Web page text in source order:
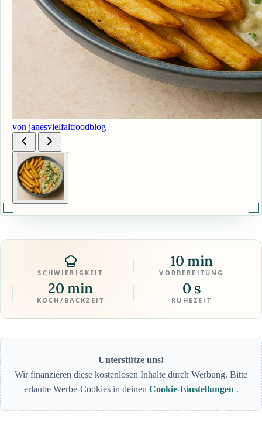
von janesvielfaltfoodblog
SCHWIERIGKEIT
10 min
VORBEREITUNG
20 min
KOCH/BACKZEIT
0 s
RUHEZEIT
Unterstütze uns!
Wir finanzieren diese kostenlosen Inhalte durch Werbung. Bitte
erlaube Werbe-Cookies in deinen Cookie-Einstellungen .